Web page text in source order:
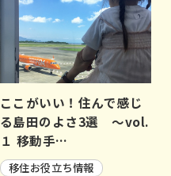
ここがいい！住んで感じ
る島田のよさ3選 ～vol.
１ 移動手…
移住お役立ち情報